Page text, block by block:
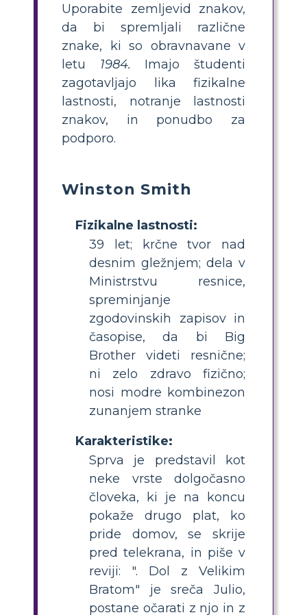
Uporabite zemljevid znakov,
da bi spremljali različne
znake, ki so obravnavane v
letu 1984. Imajo študenti
zagotavljajo lika fizikalne
lastnosti, notranje lastnosti
znakov, in ponudbo za
podporo.
Winston Smith
Fizikalne lastnosti:
39 let; krčne tvor nad
desnim gležnjem; dela v
Ministrstvu resnice,
spreminjanje
zgodovinskih zapisov in
časopise, da bi Big
Brother videti resnične;
ni zelo zdravo fizično;
nosi modre kombinezon
zunanjem stranke
Karakteristike:
Sprva je predstavil kot
neke vrste dolgočasno
človeka, ki je na koncu
pokaže drugo plat, ko
pride domov, se skrije
pred telekrana, in piše v
reviji: ". Dol z Velikim
Bratom" je sreča Julio,
postane očarati z njo in z